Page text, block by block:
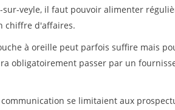
veyle, il faut pouvoir alimenter
chiffre d'affaires.
à oreille peut parfois suffire mais
obligatoirement passer par un
se limitaient aux